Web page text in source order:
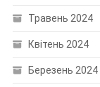
Травень 2024
Квітень 2024
Березень 2024